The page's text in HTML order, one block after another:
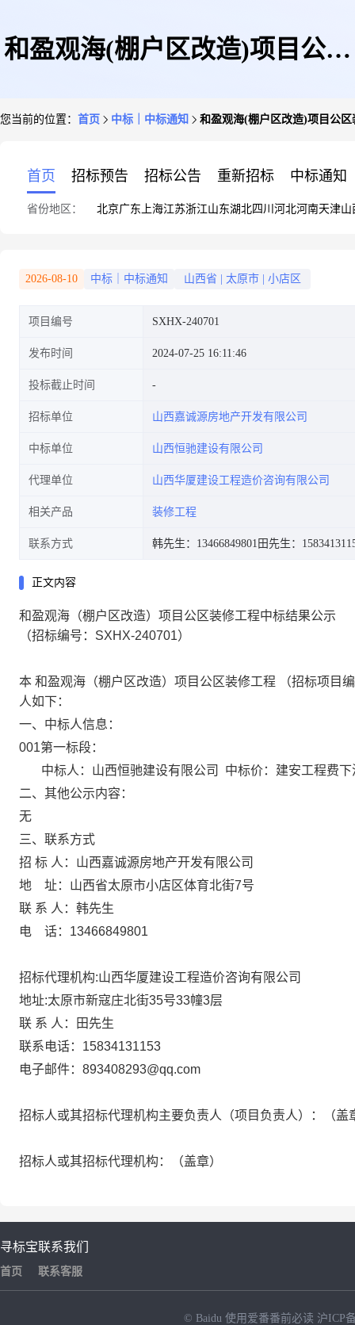
和盈观海(棚户区改造)项目公区
您当前的位置： 首页 中标｜中标通知 和盈观海(棚户区改造)项目公
首页 招标预告 招标公告 重新招标 中标通知
省份地区： 北京广东 上海江苏浙江山东湖北四川 河北河南天津山
2026-08-10 中标｜中标通知 山西省 太原市 小店区
项目编号 SXHX-240701
发布时间 2024-07-25 16:11:46
投标截止时间
招标单位 山西嘉诚源房地产开发有限公司
中标单位 山西恒驰建设有限公司
代理单位 山西华厦建设工程造价咨询有限公司
相关产品 装修工程
联系方式 韩先生：13466849801 田先生：
正文内容
和盈观海（棚户区改造）项目公区装修工程中标结果公示
（招标编号：SXHX-240701）
本 和盈观海（棚户区改造）项目公区装修工程 （招标项目
人如下：
一、中标人信息：
001第一标段：
中标人：山西恒驰建设有限公司 中标价：建安工程费下
二、其他公示内容：
无
三、联系方式
招 标 人：山西嘉诚源房地产开发有限公司
地 址：山西省太原市小店区体育北街7号
联 系 人：韩先生
电 话：13466849801
招标代理机构:山西华厦建设工程造价咨询有限公司
地址:太原市新寇庄北街35号33幢3层
联 系 人：田先生
联系电话：15834131153
电子邮件：893408293@qq.com
招标人或其招标代理机构主要负责人（项目负责人）：（盖
招标人或其招标代理机构：（盖章）
寻标宝
首页
联系我们
联系客服
© Baidu 使用爱番番前必读 沪ICP